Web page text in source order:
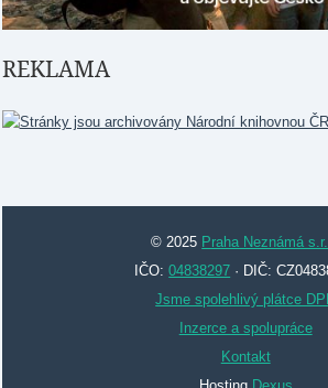
REKLAMA
© 2025 Praha Neznámá
IČO:04838297 · DIČ:
Jsme spolehlivý plátce
Inzerce a spolupráce
Kontakt
Hosting Dexus